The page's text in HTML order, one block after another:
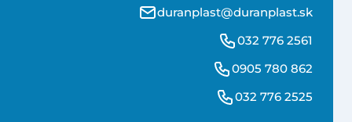
duranplast@duranplast.sk
032 776 2561
0905 780 862
032 776 2525